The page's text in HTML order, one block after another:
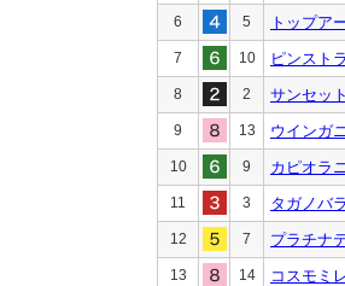
6 5 トップア
7 10 ピンスト
8 2 サンセッ
9 13 ウインガ
10 9 カピオラ
11 3 タガノバ
12 7 プラチナ
13 14 コスモミ